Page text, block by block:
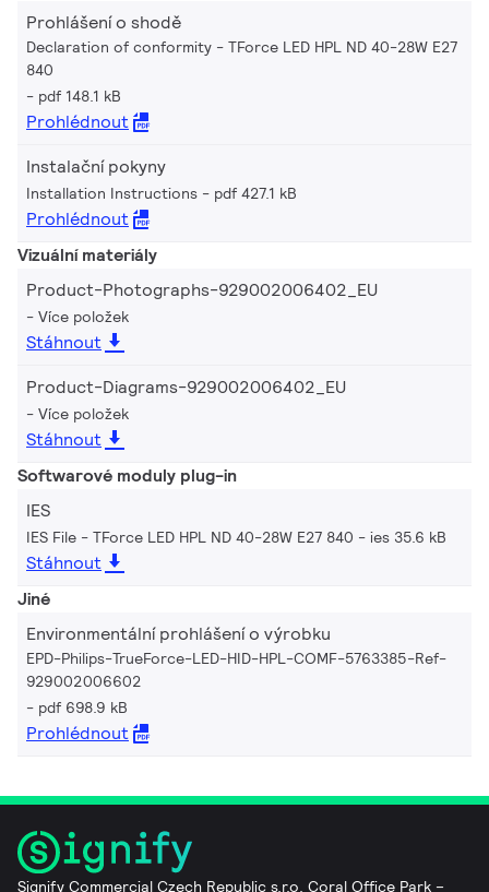
Prohlášení o shodě
Declaration of conformity - TForce LED HPL ND 40-28W E27
840
pdf 148.1 kB
Prohlédnout
Instalační pokyny
Installation Instructions pdf 427.1 kB
Prohlédnout
Vizuální materiály
Product-Photographs-929002006402_EU
Více položek
Stáhnout
Product-Diagrams-929002006402_EU
Více položek
Stáhnout
Softwarové moduly plug-in
IES
IES File - TForce LED HPL ND 40-28W E27 840 ies 35.6 kB
Stáhnout
Jiné
Environmentální prohlášení o výrobku
EPD-Philips-TrueForce-LED-HID-HPL-COMF-5763385-Ref-
929002006602
pdf 698.9 kB
Prohlédnout
Signify Commercial Czech Republic s.r.o. Coral Office Park –